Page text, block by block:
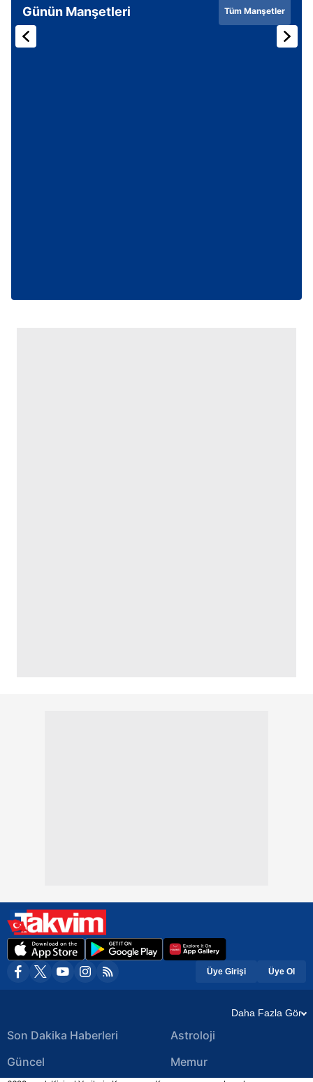
Günün Manşetleri Tüm Manşetler
Üye Girişi Üye Ol
Daha Fazla Gör
Son Dakika Haberleri
Güncel
Astroloji
Memur